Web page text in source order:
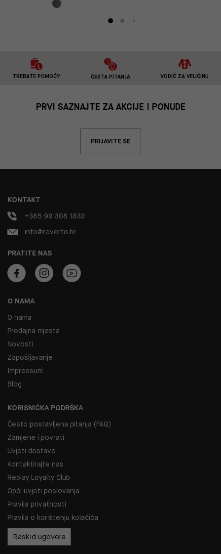
TREBATE POMOĆ? ČESTA PITANJA VODIČ ZA VELIČINU
PRVI SAZNAJTE ZA AKCIJE I PONUDE
PRIJAVITE SE
O NAMA
O nama
Prodajna mjesta
Novosti
Zapošljavanje
Impressum
Blog
KORISNIČKA PODRŠKA
Često postavljena pitanja (FAQ)
Zamjene i povrati
Uvjeti dostave
Kontaktirajte nas
Replay Loyalty Club
Opći uvjeti poslovanja
Pravila privatnosti
Pravila o korištenju kolačića
Raskid ugovora
PRATITE NAS
KONTAKT
+385 99 308 1833
info@reverto.hr